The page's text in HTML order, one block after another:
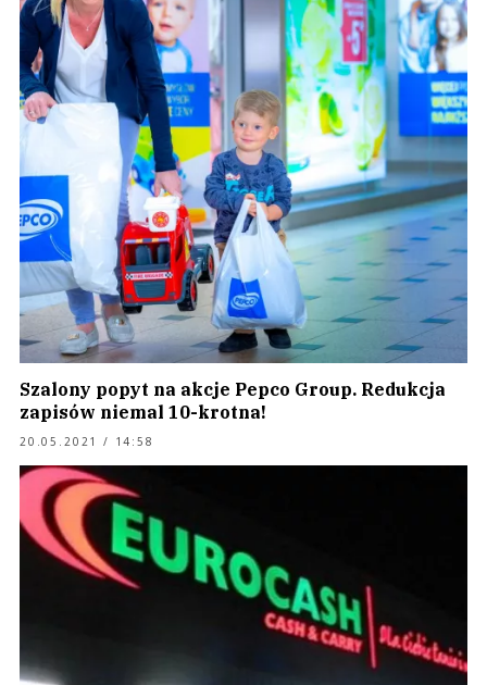
Szalony popyt na akcje Pepco Group. Redukcja
zapisów niemal 10-krotna!
20.05.2021 / 14:58